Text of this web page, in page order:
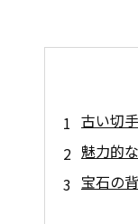
古い切
魅力的
宝石の
専門家